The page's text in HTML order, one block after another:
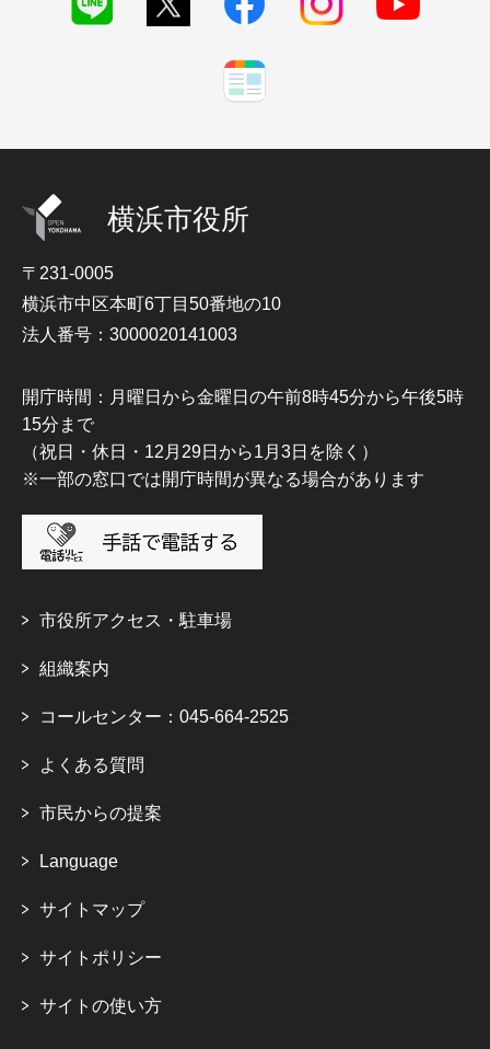
横浜市役所
〒231-0005
横浜市中区本町6丁目50番地の10
法人番号：3000020141003
開庁時間：月曜日から金曜日の午前8時45分から午後5時
15分まで
（祝日・休日・12月29日から1月3日を除く）
※一部の窓口では開庁時間が異なる場合があります
市役所アクセス・駐車場
組織案内
コールセンター：045-664-2525
よくある質問
市民からの提案
Language
サイトマップ
サイトポリシー
サイトの使い方